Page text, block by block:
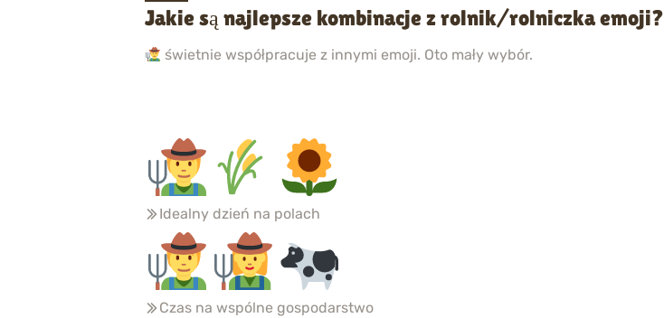
Jakie są najlepsze kombinacje z rolnik/rolniczka emoji?
świetnie współpracuje z innymi emoji. Oto mały wybór.
Idealny dzień na polach
Czas na wspólne gospodarstwo